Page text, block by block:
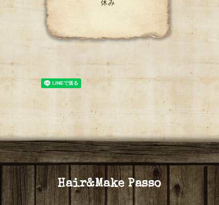
休み
Hair&Make Passo